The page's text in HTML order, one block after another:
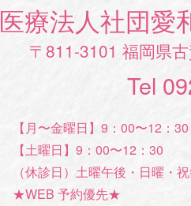
医療法人社団
〒811-3101 福岡県
Tel
【月〜金曜日】9：00〜12：
【土曜日】9：00〜12：30
（休診日）土曜午後・日曜・
★WEB 予約優先★